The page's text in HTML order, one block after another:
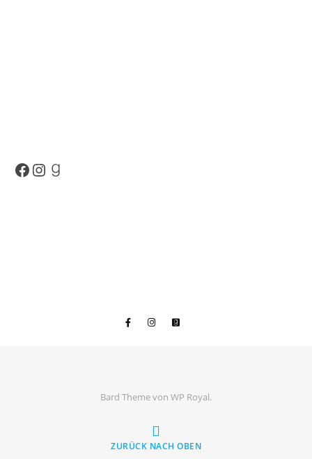
Facebook
Instagram
Goodreads
Bard Theme von WP Royal.
ZURÜCK NACH OBEN